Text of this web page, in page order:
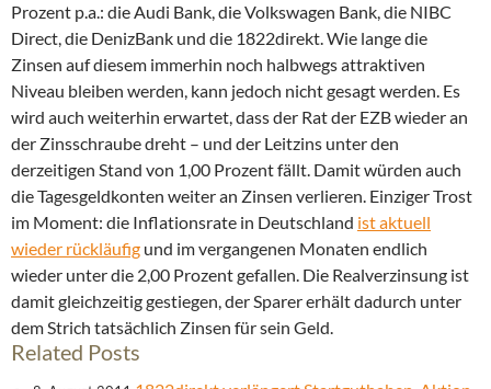
Prozent p.a.: die Audi Bank, die Volkswagen Bank, die NIBC
Direct, die DenizBank und die 1822direkt. Wie lange die
Zinsen auf diesem immerhin noch halbwegs attraktiven
Niveau bleiben werden, kann jedoch nicht gesagt werden. Es
wird auch weiterhin erwartet, dass der Rat der EZB wieder an
der Zinsschraube dreht – und der Leitzins unter den
derzeitigen Stand von 1,00 Prozent fällt. Damit würden auch
die Tagesgeldkonten weiter an Zinsen verlieren. Einziger Trost
im Moment: die Inflationsrate in Deutschland ist aktuell
wieder rückläufig und im vergangenen Monaten endlich
wieder unter die 2,00 Prozent gefallen. Die Realverzinsung ist
damit gleichzeitig gestiegen, der Sparer erhält dadurch unter
dem Strich tatsächlich Zinsen für sein Geld.
Related Posts